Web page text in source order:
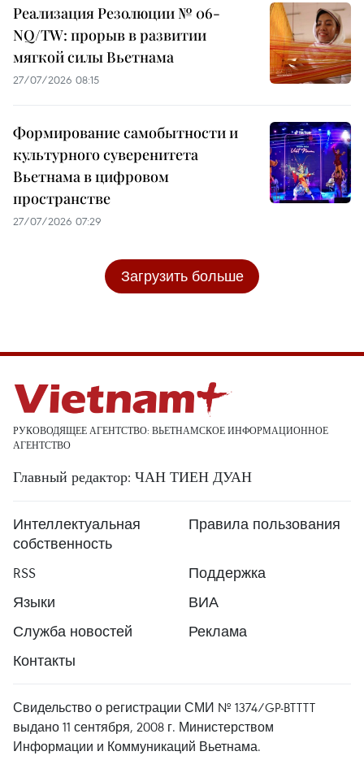
Реализация Резолюции № 06-
NQ/TW: прорыв в развитии
мягкой силы Вьетнама
27/07/2026 08:15
Формирование самобытности и
культурного суверенитета
Вьетнама в цифровом
пространстве
27/07/2026 07:29
Загрузить больше
РУКОВОДЯЩЕЕ АГЕНТСТВО: ВЬЕТНАМСКОЕ ИНФОРМАЦИОННОЕ
АГЕНТСТВО
Главный редактор: ЧАН ТИЕН ДУАН
Интеллектуальная
собственность
Правила пользования
RSS
Поддержка
Языки
ВИА
Служба новостей
Реклама
Контакты
Свидельство о регистрации СМИ № 1374/GP-BTTTT
выдано 11 сентября, 2008 г. Министерством
Информации и Коммуникаций Вьетнама.